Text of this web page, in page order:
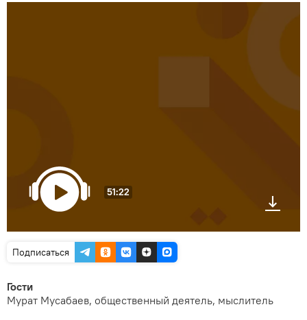
51:22
Подписаться
Гости
Мурат Мусабаев, общественный деятель, мыслитель